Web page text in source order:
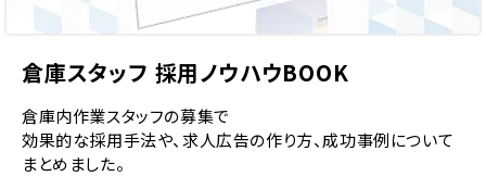
倉庫スタッフ 採用ノウハウBOOK
倉庫内作業スタッフの募集で
効果的な採用手法や、求人広告の作り方、成功事例について
まとめました。